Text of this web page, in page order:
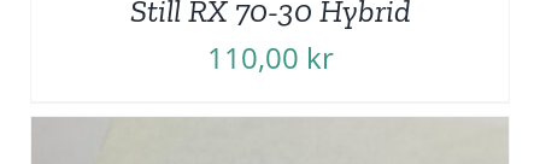
Still RX 70-30 Hybrid
110,00 kr